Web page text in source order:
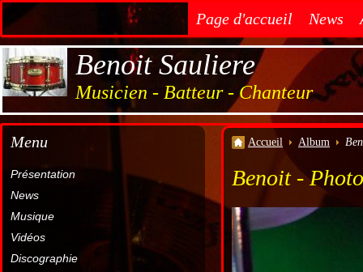
Page d'accueil News
Benoit Sauliere
Musicien - Batteur - Chanteur
Menu
Présentation
News
Musique
Vidéos
Discographie
Accueil Album
Benoit -